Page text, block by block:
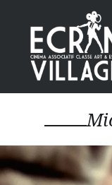
contenu
principal
ÉCRAN